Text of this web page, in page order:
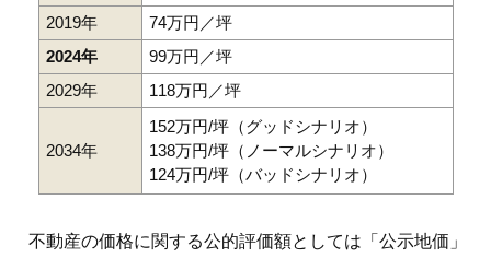
2019年
74万円／坪
2024年
99万円／坪
2029年
118万円／坪
2034年
152万円/坪（グッドシナリオ）
138万円/坪（ノーマルシナリオ）
124万円/坪（バッドシナリオ）
不動産の価格に関する公的評価額としては「公示地価」